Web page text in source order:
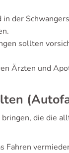
der
sollten
Ärzten und
die die
Fahren